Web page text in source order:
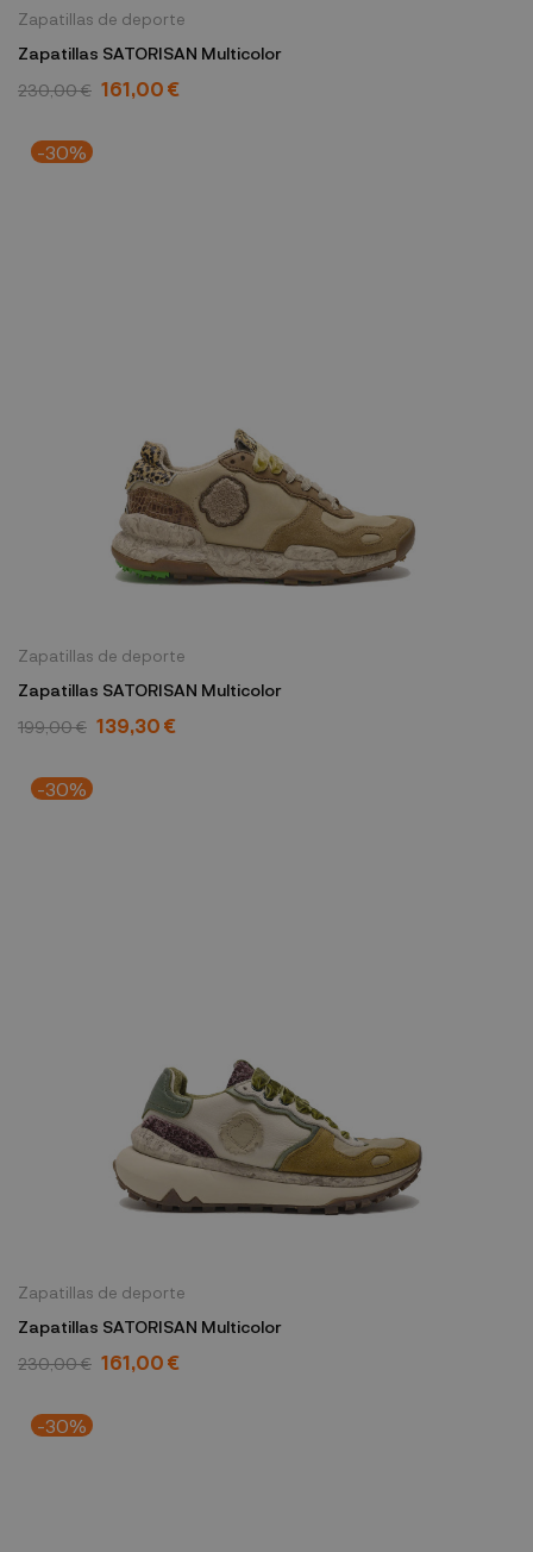
Zapatillas de deporte
Zapatillas SATORISAN Multicolor
230,00 € 161,00 €
-30%
Zapatillas de deporte
Zapatillas SATORISAN Multicolor
199,00 € 139,30 €
-30%
Zapatillas de deporte
Zapatillas SATORISAN Multicolor
230,00 € 161,00 €
-30%